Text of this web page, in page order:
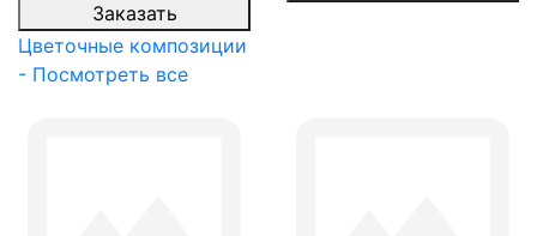
Заказать
Цветочные композиции
- Посмотреть все